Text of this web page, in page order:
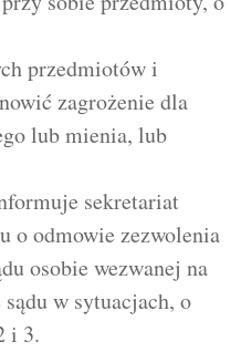
przedmiotów i
zagrożenie dla
lub mienia, lub
sekretariat
o odmowie zezwolenia
osobie wezwanej na
w sytuacjach, o
i 3.